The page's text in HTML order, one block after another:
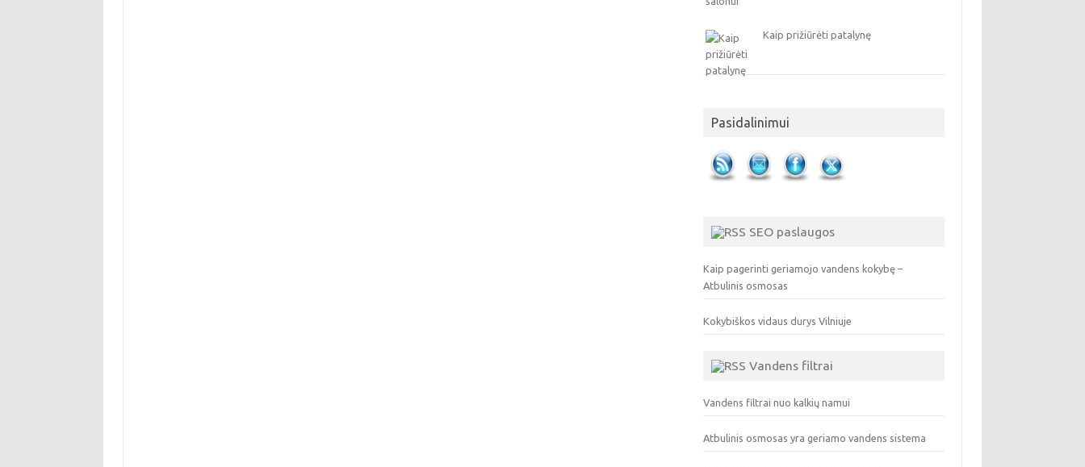
Kaip prižiūrėti patalynę
Pasidalinimui
SEO paslaugos
Kaip pagerinti geriamojo vandens kokybę –
Atbulinis osmosas
Kokybiškos vidaus durys Vilniuje
Vandens filtrai
Vandens filtrai nuo kalkių namui
Atbulinis osmosas yra geriamo vandens sistema